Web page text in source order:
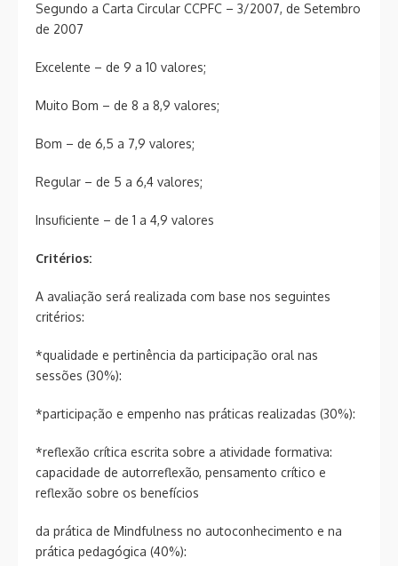
Segundo a Carta Circular CCPFC – 3/2007, de Setembro
de 2007
Excelente – de 9 a 10 valores;
Muito Bom – de 8 a 8,9 valores;
Bom – de 6,5 a 7,9 valores;
Regular – de 5 a 6,4 valores;
Insuficiente – de 1 a 4,9 valores
Critérios:
A avaliação será realizada com base nos seguintes
critérios:
*qualidade e pertinência da participação oral nas
sessões (30%):
*participação e empenho nas práticas realizadas (30%):
*reflexão crítica escrita sobre a atividade formativa:
capacidade de autorreflexão, pensamento crítico e
reflexão sobre os benefícios
da prática de Mindfulness no autoconhecimento e na
prática pedagógica (40%):